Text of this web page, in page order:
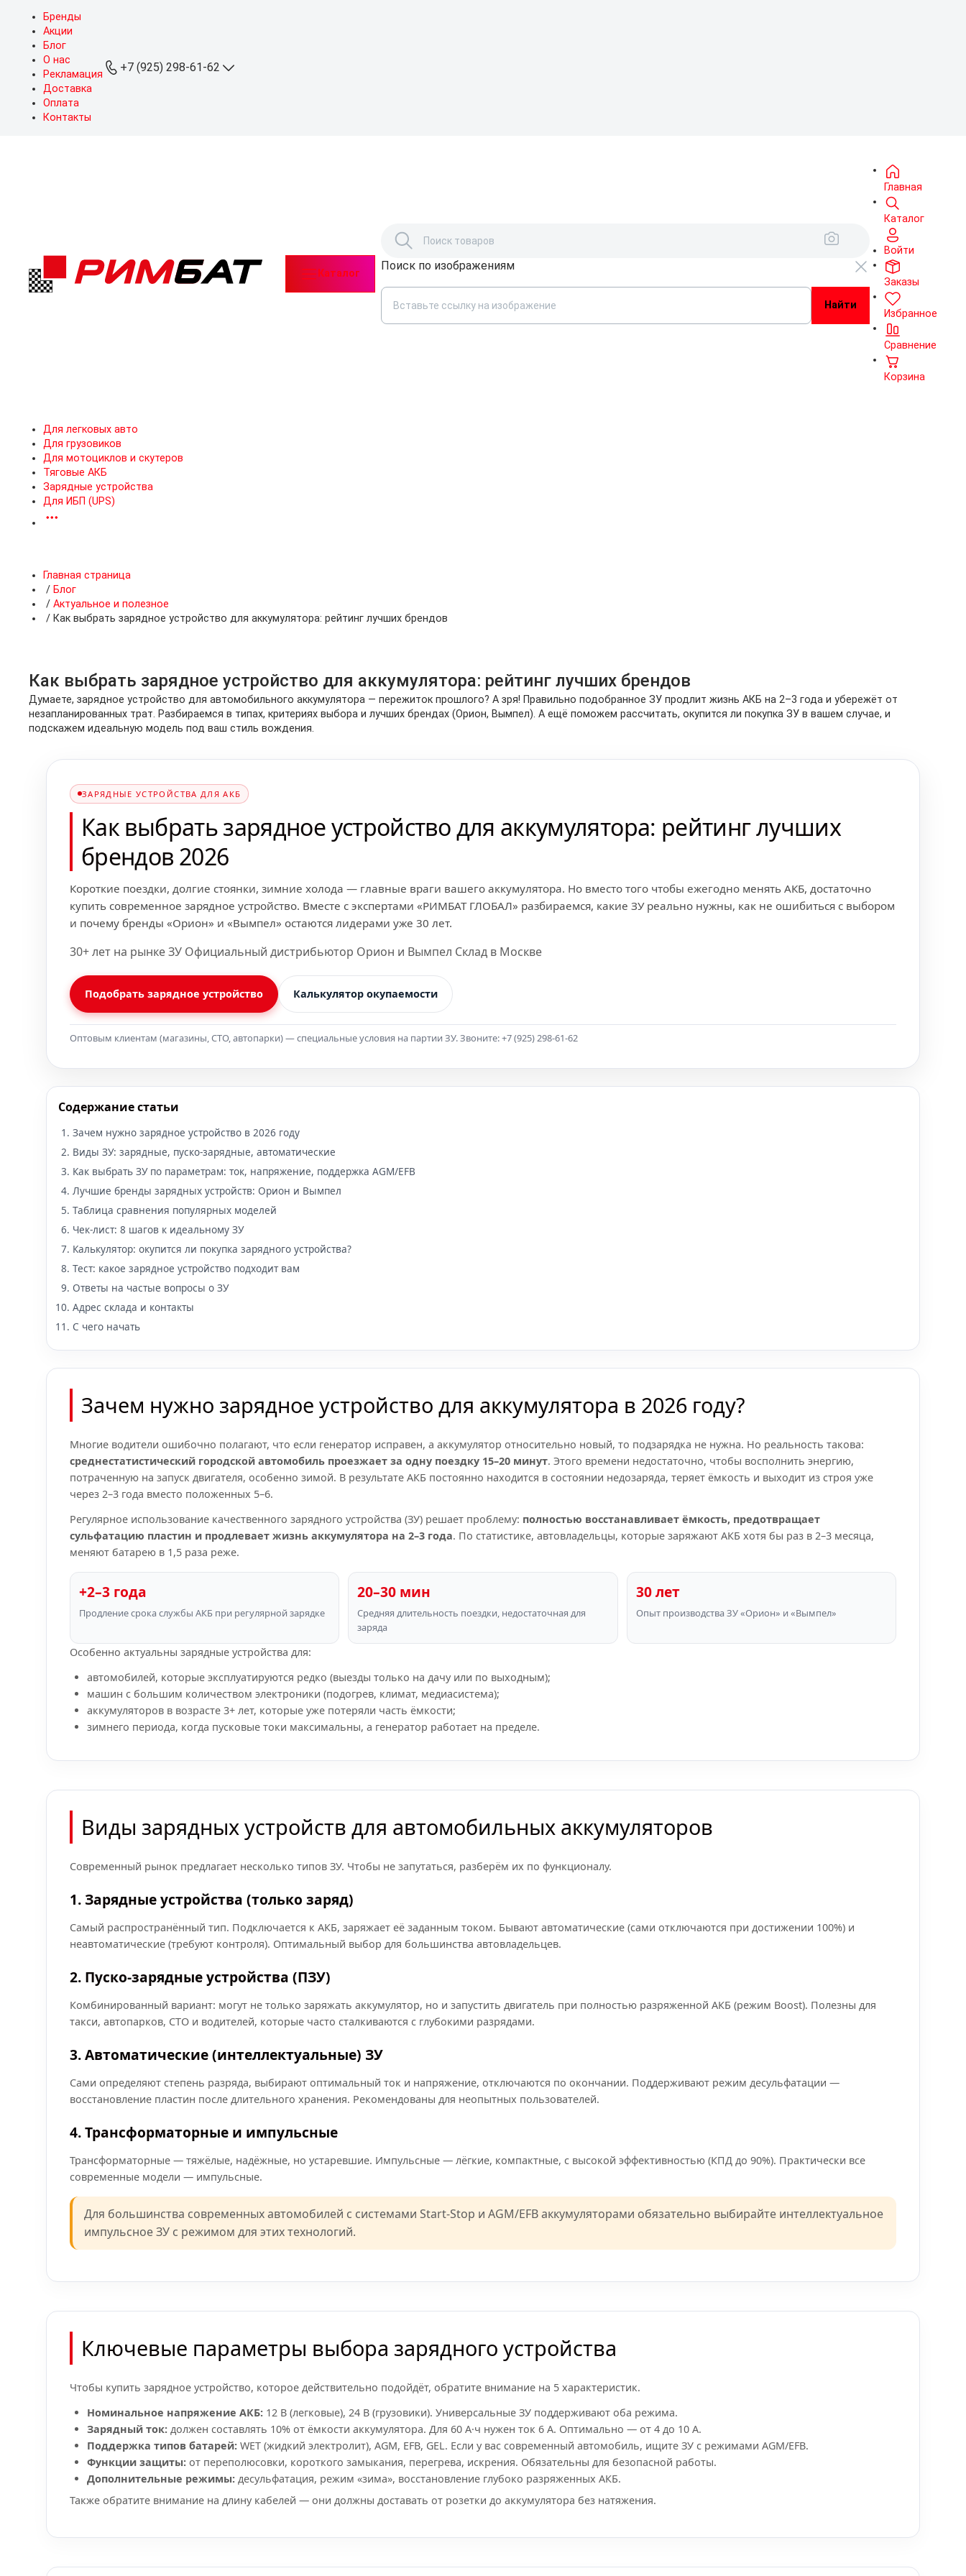
Бренды
Акции
Блог
О нас
Рекламация
Доставка
Оплата
Контакты
+7 (925) 298-61-62
Можайское ш., 165, стр. 1,
Каталог
Поиск по изображениям
Главная
Каталог
Войти
Заказы
Избранное
Сравнение
Корзина
Для легковых авто
Для грузовиков
Для мотоциклов и скутеров
Тяговые АКБ
Зарядные устройства
Для ИБП (UPS)
Главная страница
/ Блог
/ Актуальное и полезное
/ Как выбрать зарядное устройство для аккумулятора: рейтинг лучших брендов
Как выбрать зарядное устройство для аккумулятора: рейтинг лучших брендов
Думаете, зарядное устройство для автомобильного аккумулятора — пережиток прошлого? А зря! Правильно подобранное ЗУ продлит жизнь АКБ на 2–3 года и убережёт от
незапланированных трат. Разбираемся в типах, критериях выбора и лучших брендах (Орион, Вымпел). А ещё поможем рассчитать, окупится ли покупка ЗУ в вашем случае, и
подскажем идеальную модель под ваш стиль вождения.
ЗАРЯДНЫЕ УСТРОЙСТВА ДЛЯ АКБ
Как выбрать зарядное устройство для аккумулятора: рейтинг лучших
брендов 2026
Короткие поездки, долгие стоянки, зимние холода — главные враги вашего аккумулятора. Но вместо того чтобы ежегодно менять АКБ, достаточно
купить современное зарядное устройство. Вместе с экспертами «РИМБАТ ГЛОБАЛ» разбираемся, какие ЗУ реально нужны, как не ошибиться с выбором
и почему бренды «Орион» и «Вымпел» остаются лидерами уже 30 лет.
30+ лет на рынке ЗУ Официальный дистрибьютор Орион и Вымпел Склад в Москве
Подобрать зарядное устройство Калькулятор окупаемости
Оптовым клиентам (магазины, СТО, автопарки) — специальные условия на партии ЗУ. Звоните: +7 (925) 298-61-62
Содержание статьи
Зачем нужно зарядное устройство в 2026 году
Виды ЗУ: зарядные, пуско-зарядные, автоматические
Как выбрать ЗУ по параметрам: ток, напряжение, поддержка AGM/EFB
Лучшие бренды зарядных устройств: Орион и Вымпел
Таблица сравнения популярных моделей
Чек-лист: 8 шагов к идеальному ЗУ
Калькулятор: окупится ли покупка зарядного устройства?
Тест: какое зарядное устройство подходит вам
Ответы на частые вопросы о ЗУ
Адрес склада и контакты
С чего начать
Зачем нужно зарядное устройство для аккумулятора в 2026 году?
Многие водители ошибочно полагают, что если генератор исправен, а аккумулятор относительно новый, то подзарядка не нужна. Но реальность такова:
среднестатистический городской автомобиль проезжает за одну поездку 15–20 минут. Этого времени недостаточно, чтобы восполнить энергию,
потраченную на запуск двигателя, особенно зимой. В результате АКБ постоянно находится в состоянии недозаряда, теряет ёмкость и выходит из строя уже
через 2–3 года вместо положенных 5–6.
Регулярное использование качественного зарядного устройства (ЗУ) решает проблему: полностью восстанавливает ёмкость, предотвращает
сульфатацию пластин и продлевает жизнь аккумулятора на 2–3 года. По статистике, автовладельцы, которые заряжают АКБ хотя бы раз в 2–3 месяца,
меняют батарею в 1,5 раза реже.
+2–3 года
Продление срока службы АКБ при регулярной зарядке
20–30 мин
Средняя длительность поездки, недостаточная для
заряда
30 лет
Опыт производства ЗУ «Орион» и «Вымпел»
Особенно актуальны зарядные устройства для:
автомобилей, которые эксплуатируются редко (выезды только на дачу или по выходным);
машин с большим количеством электроники (подогрев, климат, медиасистема);
аккумуляторов в возрасте 3+ лет, которые уже потеряли часть ёмкости;
зимнего периода, когда пусковые токи максимальны, а генератор работает на пределе.
Виды зарядных устройств для автомобильных аккумуляторов
Современный рынок предлагает несколько типов ЗУ. Чтобы не запутаться, разберём их по функционалу.
1. Зарядные устройства (только заряд)
Самый распространённый тип. Подключается к АКБ, заряжает её заданным током. Бывают автоматические (сами отключаются при достижении 100%) и
неавтоматические (требуют контроля). Оптимальный выбор для большинства автовладельцев.
2. Пуско-зарядные устройства (ПЗУ)
Комбинированный вариант: могут не только заряжать аккумулятор, но и запустить двигатель при полностью разряженной АКБ (режим Boost). Полезны для
такси, автопарков, СТО и водителей, которые часто сталкиваются с глубокими разрядами.
3. Автоматические (интеллектуальные) ЗУ
Сами определяют степень разряда, выбирают оптимальный ток и напряжение, отключаются по окончании. Поддерживают режим десульфатации —
восстановление пластин после длительного хранения. Рекомендованы для неопытных пользователей.
4. Трансформаторные и импульсные
Трансформаторные — тяжёлые, надёжные, но устаревшие. Импульсные — лёгкие, компактные, с высокой эффективностью (КПД до 90%). Практически все
современные модели — импульсные.
Для большинства современных автомобилей с системами Start-Stop и AGM/EFB аккумуляторами обязательно выбирайте интеллектуальное
импульсное ЗУ с режимом для этих технологий.
Ключевые параметры выбора зарядного устройства
Чтобы купить зарядное устройство, которое действительно подойдёт, обратите внимание на 5 характеристик.
Номинальное напряжение АКБ: 12 В (легковые), 24 В (грузовики). Универсальные ЗУ поддерживают оба режима.
Зарядный ток: должен составлять 10% от ёмкости аккумулятора. Для 60 А·ч нужен ток 6 А. Оптимально — от 4 до 10 А.
Поддержка типов батарей: WET (жидкий электролит), AGM, EFB, GEL. Если у вас современный автомобиль, ищите ЗУ с режимами AGM/EFB.
Функции защиты: от переполюсовки, короткого замыкания, перегрева, искрения. Обязательны для безопасной работы.
Дополнительные режимы: десульфатация, режим «зима», восстановление глубоко разряженных АКБ.
Также обратите внимание на длину кабелей — они должны доставать от розетки до аккумулятора без натяжения.